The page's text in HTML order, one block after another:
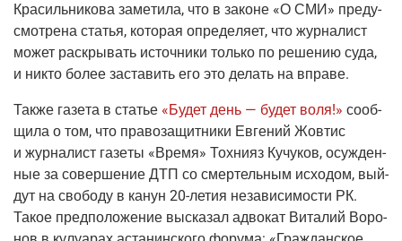
Кра­силь­ни­ко­ва заме­ти­ла, что в законе «О СМИ» преду­
смот­ре­на ста­тья, кото­рая опре­де­ля­ет, что жур­на­лист
может рас­кры­вать источ­ни­ки толь­ко по реше­нию суда,
и никто более заста­вить его это делать на вправе.
Так­же газе­та в ста­тье «Будет день — будет воля!» сооб­
щи­ла о том, что пра­во­за­щит­ни­ки Евге­ний Жовтис
и жур­на­лист газе­ты «Вре­мя» Тох­ни­яз Кучу­ков, осуж­ден­
ные за совер­ше­ние ДТП со смер­тель­ным исхо­дом, вый­
дут на сво­бо­ду в канун 20-летия неза­ви­си­мо­сти РК.
Такое пред­по­ло­же­ние выска­зал адво­кат Вита­лий Воро­